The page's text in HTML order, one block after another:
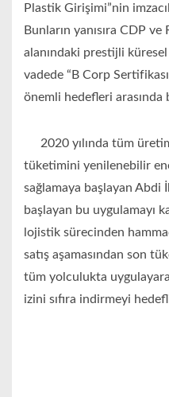
Plastik Girişimi”nin
Bunların yanısıra CDP
alanındaki prestijli
vadede “B Corp
önemli hedefleri arasında
2020 yılında tüm
tüketimini yenilenebilir
sağlamaya başlayan
başlayan bu uygulamayı
lojistik sürecinden
satış aşamasından son
tüm yolculukta
izini sıfıra indirmeyi